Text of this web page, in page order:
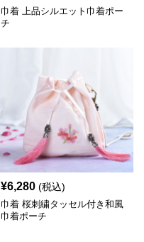
巾着 上品シルエット巾着ポー
チ
¥6,280 (税込)
巾着 桜刺繍タッセル付き和風
巾着ポーチ